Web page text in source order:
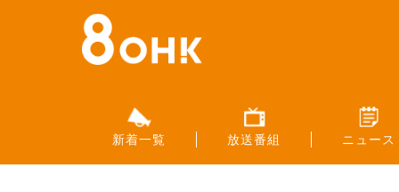
新着一覧 放送番組 ニュース